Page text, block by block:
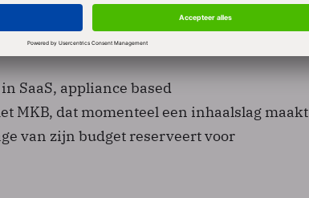
protection platforms, e-mail beveiliging en
meer dan in 2008.
SaaS, appliance based
MKB, dat momenteel een inhaalslag maakt
van zijn budget reserveert voor